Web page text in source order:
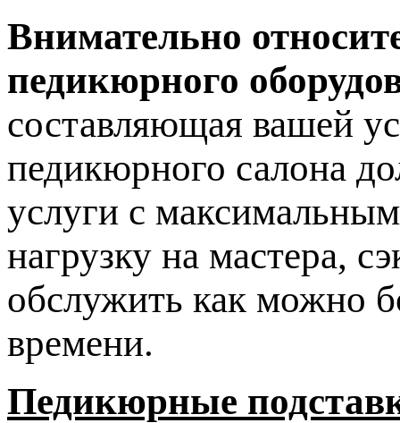
Внимательно
педикюрного
составляющая вашей
педикюрного салона
услуги с
нагрузку на мастера,
обслужить как можно
времени.
Педикюрные